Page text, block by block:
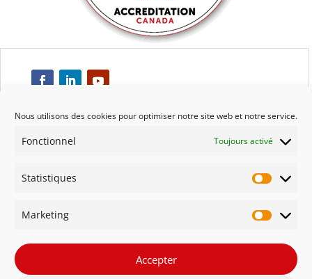
Nous utilisons des cookies pour optimiser notre site web et notre service.
Fonctionnel Toujours activé
Statistiques
Marketing
Accepter
Respect
Engagement
Qualité